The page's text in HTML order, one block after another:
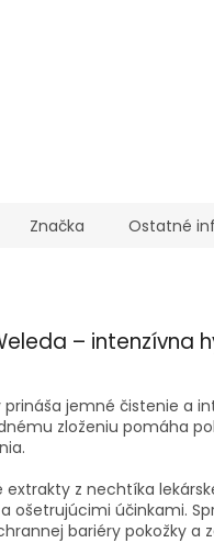
Značka Ostatné
– intenzívna
jemné čistenie a
zloženiu pomáha
z nechtíka
ošetrujúcimi účinkami.
bariéry pokožky a